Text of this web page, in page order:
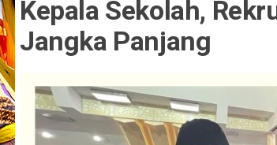
Kepala Sekolah,
Jangka Panjang